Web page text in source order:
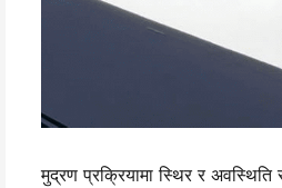
मुद्रण प्रक्रियामा स्थिर र